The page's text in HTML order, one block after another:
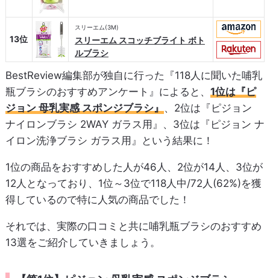
13位
スリーエム(3M)
スリーエム スコッチブライト ボト
ルブラシ
BestReview編集部が独自に行った『118人に聞いた哺乳
瓶ブラシのおすすめアンケート』によると、 1位は『ピ
ジョン 母乳実感 スポンジブラシ』 、2位は『ピジョン
ナイロンブラシ 2WAY ガラス用』、3位は『ピジョン ナ
イロン洗浄ブラシ ガラス用』という結果に！
1位の商品をおすすめした人が46人、2位が14人、3位が
12人となっており、1位～3位で118人中/72人(62%)を獲
得しているので特に人気の商品でした！
それでは、実際の口コミと共に哺乳瓶ブラシのおすすめ
13選をご紹介していきましょう。